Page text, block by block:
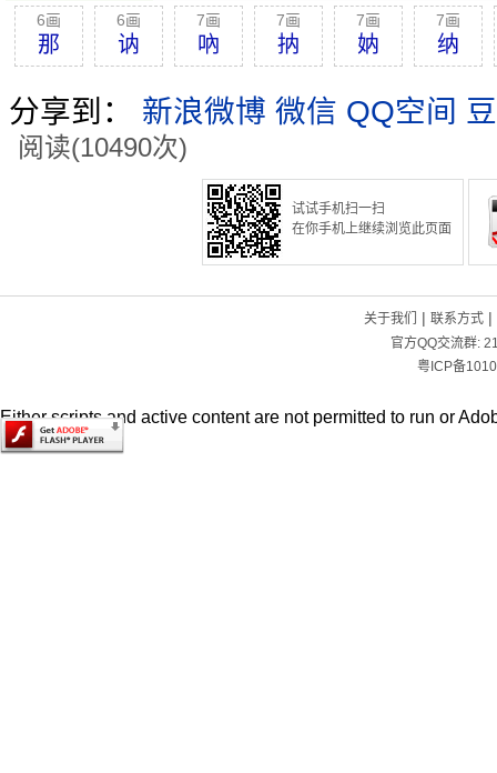
6画
那
6画
讷
7画
吶
7画
抐
7画
妠
7画
纳
分享到： 新浪微博 微信 QQ空间
阅读(10490次)
试试手机扫一扫
在你手机上继续浏览此页面
关于我们 | 联系方式|
官方QQ交流群:
粤ICP备
Either scripts and active content are not permitted to run or